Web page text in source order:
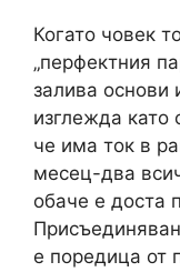
Когато човек
„перфектния
залива основи
изглежда като
че има ток в
месец-два
обаче е доста
е поредица от